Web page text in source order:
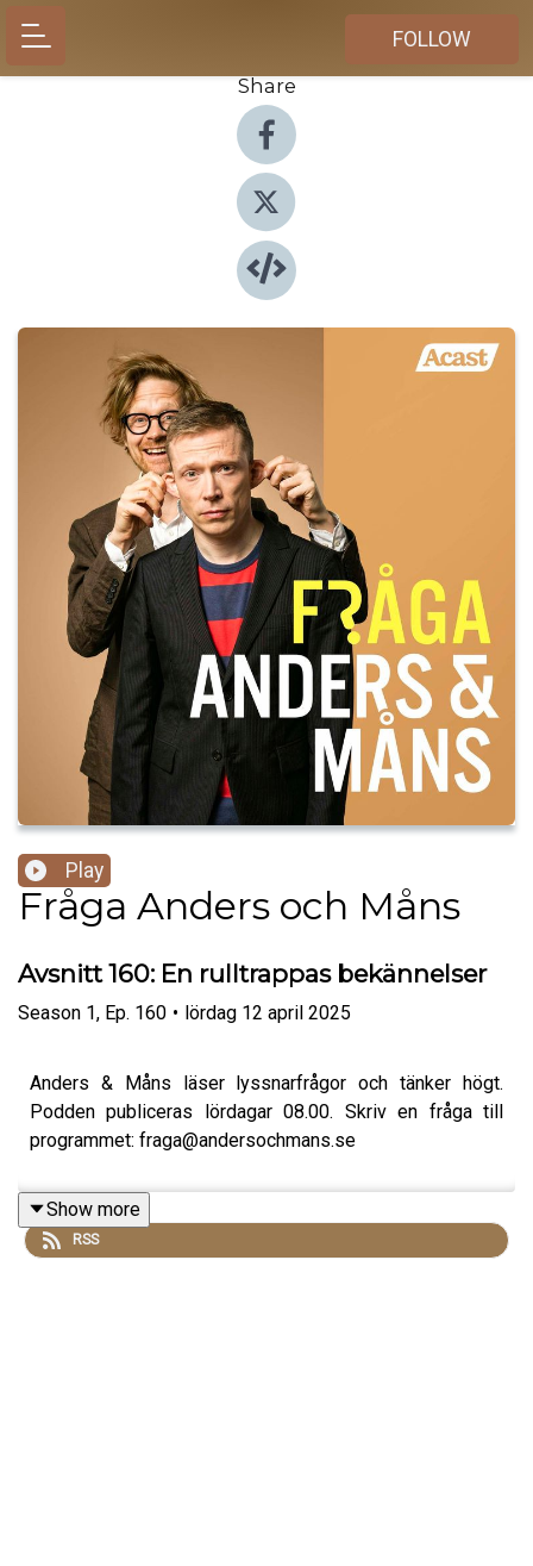
FOLLOW
Share
Play
Fråga Anders och Måns
Avsnitt 160: En rulltrappas bekännelser
Season 1, Ep. 160 • lördag 12 april 2025
Anders & Måns läser lyssnarfrågor och tänker högt.
Podden publiceras lördagar 08.00. Skriv en fråga till
programmet: fraga@andersochmans.se
Show more
RSS